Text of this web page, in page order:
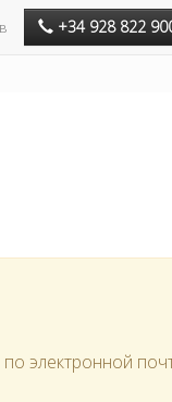
+34 928 822
электронной